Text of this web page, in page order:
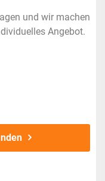
und wir machen
Angebot.